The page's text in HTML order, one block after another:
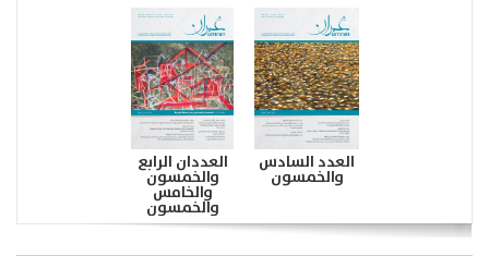
العدد السادس
والخمسون
العددان الرابع
والخمسون
والخامس
والخمسون